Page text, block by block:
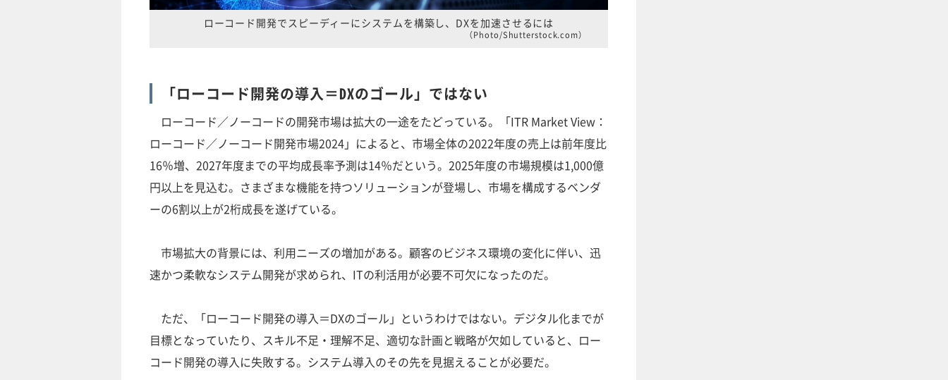
ローコード開発でスピーディーにシステムを構築し、DXを加速させるには
（Photo/Shutterstock.com）
「ローコード開発の導入＝DXのゴール」ではない
ローコード／ノーコードの開発市場は拡大の一途をたどっている。「ITR Market View：
ローコード／ノーコード開発市場2024」によると、市場全体の2022年度の売上は前年度比
16％増、2027年度までの平均成長率予測は14％だという。2025年度の市場規模は1,000億
円以上を見込む。さまざまな機能を持つソリューションが登場し、市場を構成するベンダ
ーの6割以上が2桁成長を遂げている。
市場拡大の背景には、利用ニーズの増加がある。顧客のビジネス環境の変化に伴い、迅
速かつ柔軟なシステム開発が求められ、ITの利活用が必要不可欠になったのだ。
ただ、「ローコード開発の導入＝DXのゴール」というわけではない。デジタル化までが
目標となっていたり、スキル不足・理解不足、適切な計画と戦略が欠如していると、ロー
コード開発の導入に失敗する。システム導入のその先を見据えることが必要だ。